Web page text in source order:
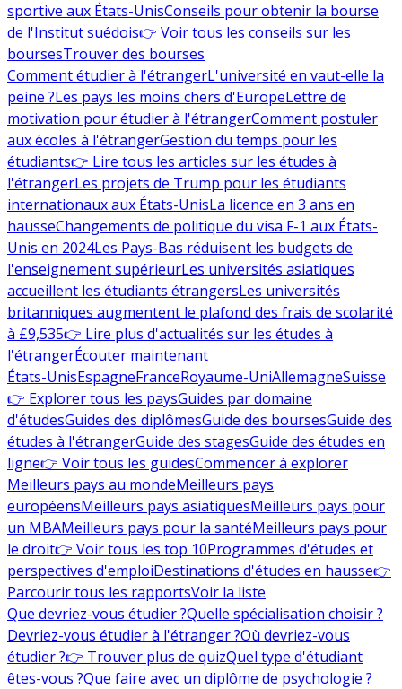
sportive aux États-UnisConseils pour obtenir la bourse
de l'Institut suédois👉 Voir tous les conseils sur les
boursesTrouver des bourses
Comment étudier à l'étrangerL'université en vaut-elle la
peine ?Les pays les moins chers d'EuropeLettre de
motivation pour étudier à l'étrangerComment postuler
aux écoles à l'étrangerGestion du temps pour les
étudiants👉 Lire tous les articles sur les études à
l'étrangerLes projets de Trump pour les étudiants
internationaux aux États-UnisLa licence en 3 ans en
hausseChangements de politique du visa F-1 aux États-
Unis en 2024Les Pays-Bas réduisent les budgets de
l'enseignement supérieurLes universités asiatiques
accueillent les étudiants étrangersLes universités
britanniques augmentent le plafond des frais de scolarité
à £9,535👉 Lire plus d'actualités sur les études à
l'étrangerÉcouter maintenant
États-UnisEspagneFranceRoyaume-UniAllemagneSuisse
👉 Explorer tous les paysGuides par domaine
d'étudesGuides des diplômesGuide des boursesGuide des
études à l'étrangerGuide des stagesGuide des études en
ligne👉 Voir tous les guidesCommencer à explorer
Meilleurs pays au mondeMeilleurs pays
européensMeilleurs pays asiatiquesMeilleurs pays pour
un MBAMeilleurs pays pour la santéMeilleurs pays pour
le droit👉 Voir tous les top 10Programmes d'études et
perspectives d'emploiDestinations d'études en hausse👉
Parcourir tous les rapportsVoir la liste
Que devriez-vous étudier ?Quelle spécialisation choisir ?
Devriez-vous étudier à l'étranger ?Où devriez-vous
étudier ?👉 Trouver plus de quizQuel type d'étudiant
êtes-vous ?Que faire avec un diplôme de psychologie ?